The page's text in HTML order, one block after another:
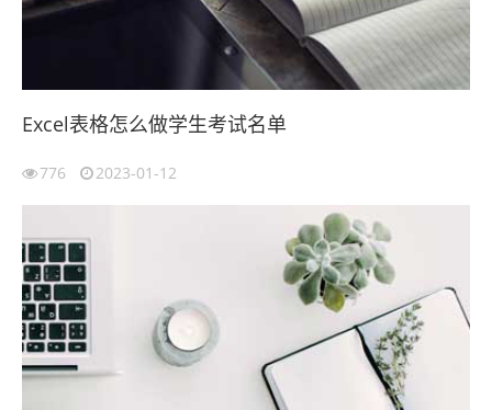
Excel表格怎么做学生考试名单
776 2023-01-12